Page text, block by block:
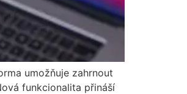
umožňuje zahrnout
funkcionalita přináší